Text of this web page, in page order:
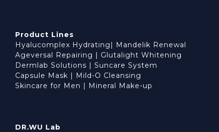
Product Lines
Hyalucomplex Hydrating | Mandelik Renewal
Ageversal Repairing | Glutalight Whitening
Dermlab Solutions | Suncare System
Capsule Mask | Mild-O Cleansing
Skincare for Men | Mineral Make-up
DR.WU Lab